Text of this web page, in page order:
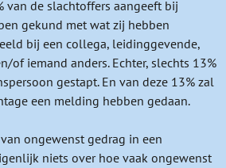
van de slachtoffers aangeeft bij
gekund met wat zij hebben
bij een collega, leidinggevende,
of iemand anders. Echter, slechts 13%
gestapt. En van deze 13% zal
een melding hebben gedaan.
ongewenst gedrag in een
niets over hoe vaak ongewenst